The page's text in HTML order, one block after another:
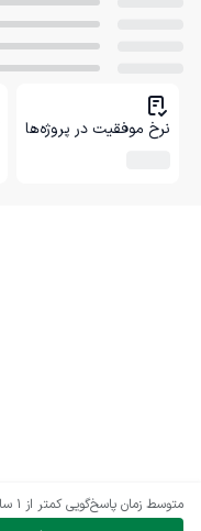
متوسط زمان پاسخ‌گویی کمتر از 1 ساعت
نرخ موفقیت در پروژه‌ها